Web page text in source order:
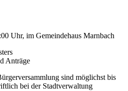
Uhr, im Gemeindehaus Marnbach
Anträge
sind möglichst bis
bei der Stadtverwaltung